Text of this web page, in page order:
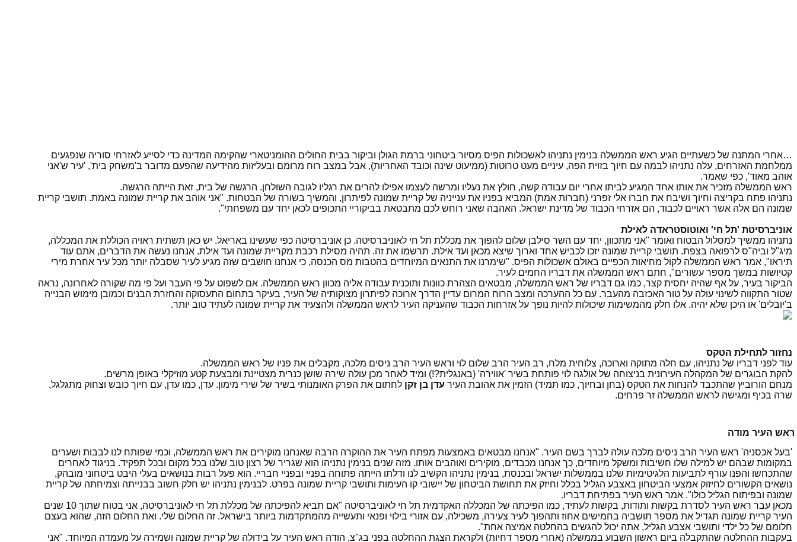
…אחרי המתנה של כשעתיים הגיע ראש הממשלה בנימין נתניהו לאשכולות הפיס מסיור ביטחוני ברמת הגולן וביקור בבית החולים ההומניטארי שהקימה המדינה כדי לסייע לאזרחי סוריה שנפגעים
ממלחמת האזרחים, עלה נתניהו לבמה עם חיוך בזוית הפה, עיניים מעט טרוטות (ממיעוט שינה וכובד האחריות), אבל במצב רוח מרומם ובעליזות מהידיעה שהפעם מדובר ב'משחק בית', 'עיר ש'אני
אוהב מאוד', כפי שאמר.
ראש הממשלה מזכיר את אותו אחד המגיע לביתו אחרי יום עבודה קשה, חולץ את נעליו ומרשה לעצמו אפילו להרים את רגליו לגובה השולחן. הרגשה של בית, זאת הייתה הרגשה.
נתניהו פתח בקריצה וחיוך ושיבח את חברו אלי זפרני (חברות אמת) המביא בפניו את ענייניה של קריית שמונה לפיתרון, והמשיך בשורה של הבטחות. "אני אוהב את קריית שמונה באמת. תושבי קריית
שמונה הם אלה אשר ראויים לכבוד, הם אזרחי הכבוד של מדינת ישראל. האהבה שאני רוחש לכם מתבטאת בביקוריי התכופים לכאן יחד עם משפחתי".
אוניברסיטת 'תל חי' ואוטוסטראדה לאילת
נתניהו ממשיך למסלול הבטוח ואומר "אני מתכוון, יחד עם השר סילבן שלום להפוך את מכללת תל חי לאוניברסיטה. כן אוניברסיטה כפי שעשינו באריאל. יש כאן תשתית ראויה הכוללת את המכללה,
מיג"ל וביה"ס לרפואה בצפת. תושבי קריית שמונה יזכו לכביש אחד וארוך שיצא מכאן ועד אילת. תרשמו את זה. תהיה מסילת רכבת מקריית שמונה ועד אילת. אנחנו נעשה את הדברים, אתם עוד
תיראו", אמר ראש הממשלה לקול מחיאות הכפיים באולם אשכולות הפיס. "שימרנו את התנאים המיוחדים בהטבות מס הכנסה, כי אנחנו חושבים שזה מגיע לעיר שסבלה יותר מכל עיר אחרת מירי
קטיושות במשך מספר עשורים", חתם ראש הממשלה את דבריו החמים לעיר.
הביקור בעיר, על אף שהיה יחסית קצר, כמו גם דבריו של ראש הממשלה, מבטאים הצהרת כוונות ותוכנית עבודה אליה מכוון ראש הממשלה. אם לשפוט על פי העבר ועל פי מה שקורה לאחרונה, נראה
שטור התקווה לשינוי עולה על טור האכזבה מהעבר. עם כל ההערכה ומצב הרוח המרום עדיין הדרך ארוכה לפיתרון מצוקותיה של העיר, בעיקר בתחום התעסוקה והחזרת הבנים וכמובן מימוש הבנייה
ב'יובלים' או היכן שלא יהיה. אלו חלק מהמשימות שיכולות להיות נופך על אזרחות הכבוד שהעניקה העיר לראש הממשלה ולהצעיד את קריית שמונה לעתיד טוב יותר.
נחזור לתחילת הטקס
עוד לפני דבריו של נתניהו, עם חלה מתוקה וארוכה, צלוחית מלח, רב העיר הרב שלום לוי וראש העיר הרב ניסים מלכה, מקבלים את פניו של ראש הממשלה.
להקת הבוגרים של המקהלה העירונית בניצוחה של אולגה לוי פותחת בשיר 'אווירה' (באנגלית?!) ומיד לאחר מכן עולה שירה שושן כנרית מצטיינת ומבצעת קטע מוזיקלי באופן מרשים.
מנחם הורוביץ שהתכבד להנחות את הטקס (בחן ובחיוך, כמו תמיד) הזמין את אהובת העיר עדן בן זקן לחתום את הפרק האומנותי בשיר של שירי מימון. עדן, כמו עדן, עם חיוך כובש וצחוק מתגלגל,
שרה בכיף ומגישה לראש הממשלה זר פרחים.
העיר מודה
'בעל אכסניה' ראש העיר הרב ניסים מלכה עולה לברך בשם העיר. "אנחנו מבטאים באמצעות מפתח העיר את ההוקרה הרבה שאנחנו מוקירים את ראש הממשלה, וכמי שפותח לנו לבבות ושערים
במקומות שבהם יש למילה שלו חשיבות ומשקל מיוחדים, כך אנחנו מכבדים, מוקירים ואוהבים אותו. מזה שנים בנימין נתניהו הוא שגריר של רצון טוב שלנו בכל מקום ובכל תפקיד. בניגוד לאחרים
שהתכחשו והפנו עורף לתביעות הלגיטימיות שלנו בממשלות ישראל ובכנסת, בנימין נתניהו הקשיב לנו ודלתו הייתה פתוחה בפניי ובפניי חבריי. הוא פעל רבות בנושאים בעלי היבט ביטחוני מובהק,
נושאים הקשורים לחיזוק אמצעי הביטחון באצבע הגליל בכלל וחיזק את תחושת הביטחון של יישובי קו העימות ותושבי קריית שמונה בפרט. לבנימין נתניהו יש חלק חשוב בבנייתה וצמיחתה של קריית
שמונה ובפיתוח הגליל כולו". אמר ראש העיר בפתיחת דבריו.
מכאן עבר ראש העיר לסדרת בקשות ותודות, בקשות לעתיד, כמו הפיכתה של המכללה האקדמית תל חי לאוניברסיטה "אם תביא להפיכתה של מכללת תל חי לאוניברסיטה, אני בטוח שתוך 10 שנים
העיר קריית שמונה תגדיל את מספר תושביה בחמישים אחוז ותהפוך לעיר צעירה, משכילה, עם אזורי בילוי ופנאי ותעשייה מהמתקדמות ביותר בישראל. זה החלום שלי. ואת החלום הזה, שהוא בעצם
חלומם של כל ילדי ותושבי אצבע הגליל, אתה יכול להגשים בהחלטה אמיצה אחת".
בעקבות ההחלטה שהתקבלה ביום ראשון השבוע בממשלה (אחרי מספר דחיות) ולקראת הצגת ההחלטה בפני בג"צ, הודה ראש העיר על בידולה של קריית שמונה ושמירה על מעמדה המיוחד. "אני